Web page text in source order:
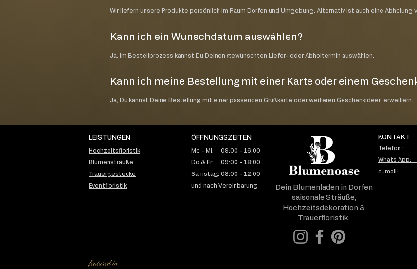
Wir liefern unsere Produkte persönlich im Raum Dorfen und Umgebung. Alternativ ist auch eine Abholung
Kann ich ein Wunschdatum auswählen?
Ja, im Bestellprozess kannst Du Deinen gewünschten Liefer- oder Abholtermin auswählen.
Kann ich meine Bestellung mit einer Karte oder einem
Ja, Du kannst Deine Bestellung mit einer passenden Grußkarte oder weiteren Geschenkideen erweitern.
LEISTUNGEN
Hochzeitsfloristik
Blumensträuße
Trauergestecke
Eventfloristik
ÖFFNUNGSZEITEN
Mo - Mi: 09:00 - 16:00
Do & Fr: 09:00 - 18:00
Samstag: 08:00 - 12:00
und nach Vereinbarung
Dein Blumenladen in Dorfen
saisonale Sträuße,
Hochzeitsdekoration &
Trauerfloristik.
KONTAKT
Telefon :
Whats App:
e-mail:
featured in